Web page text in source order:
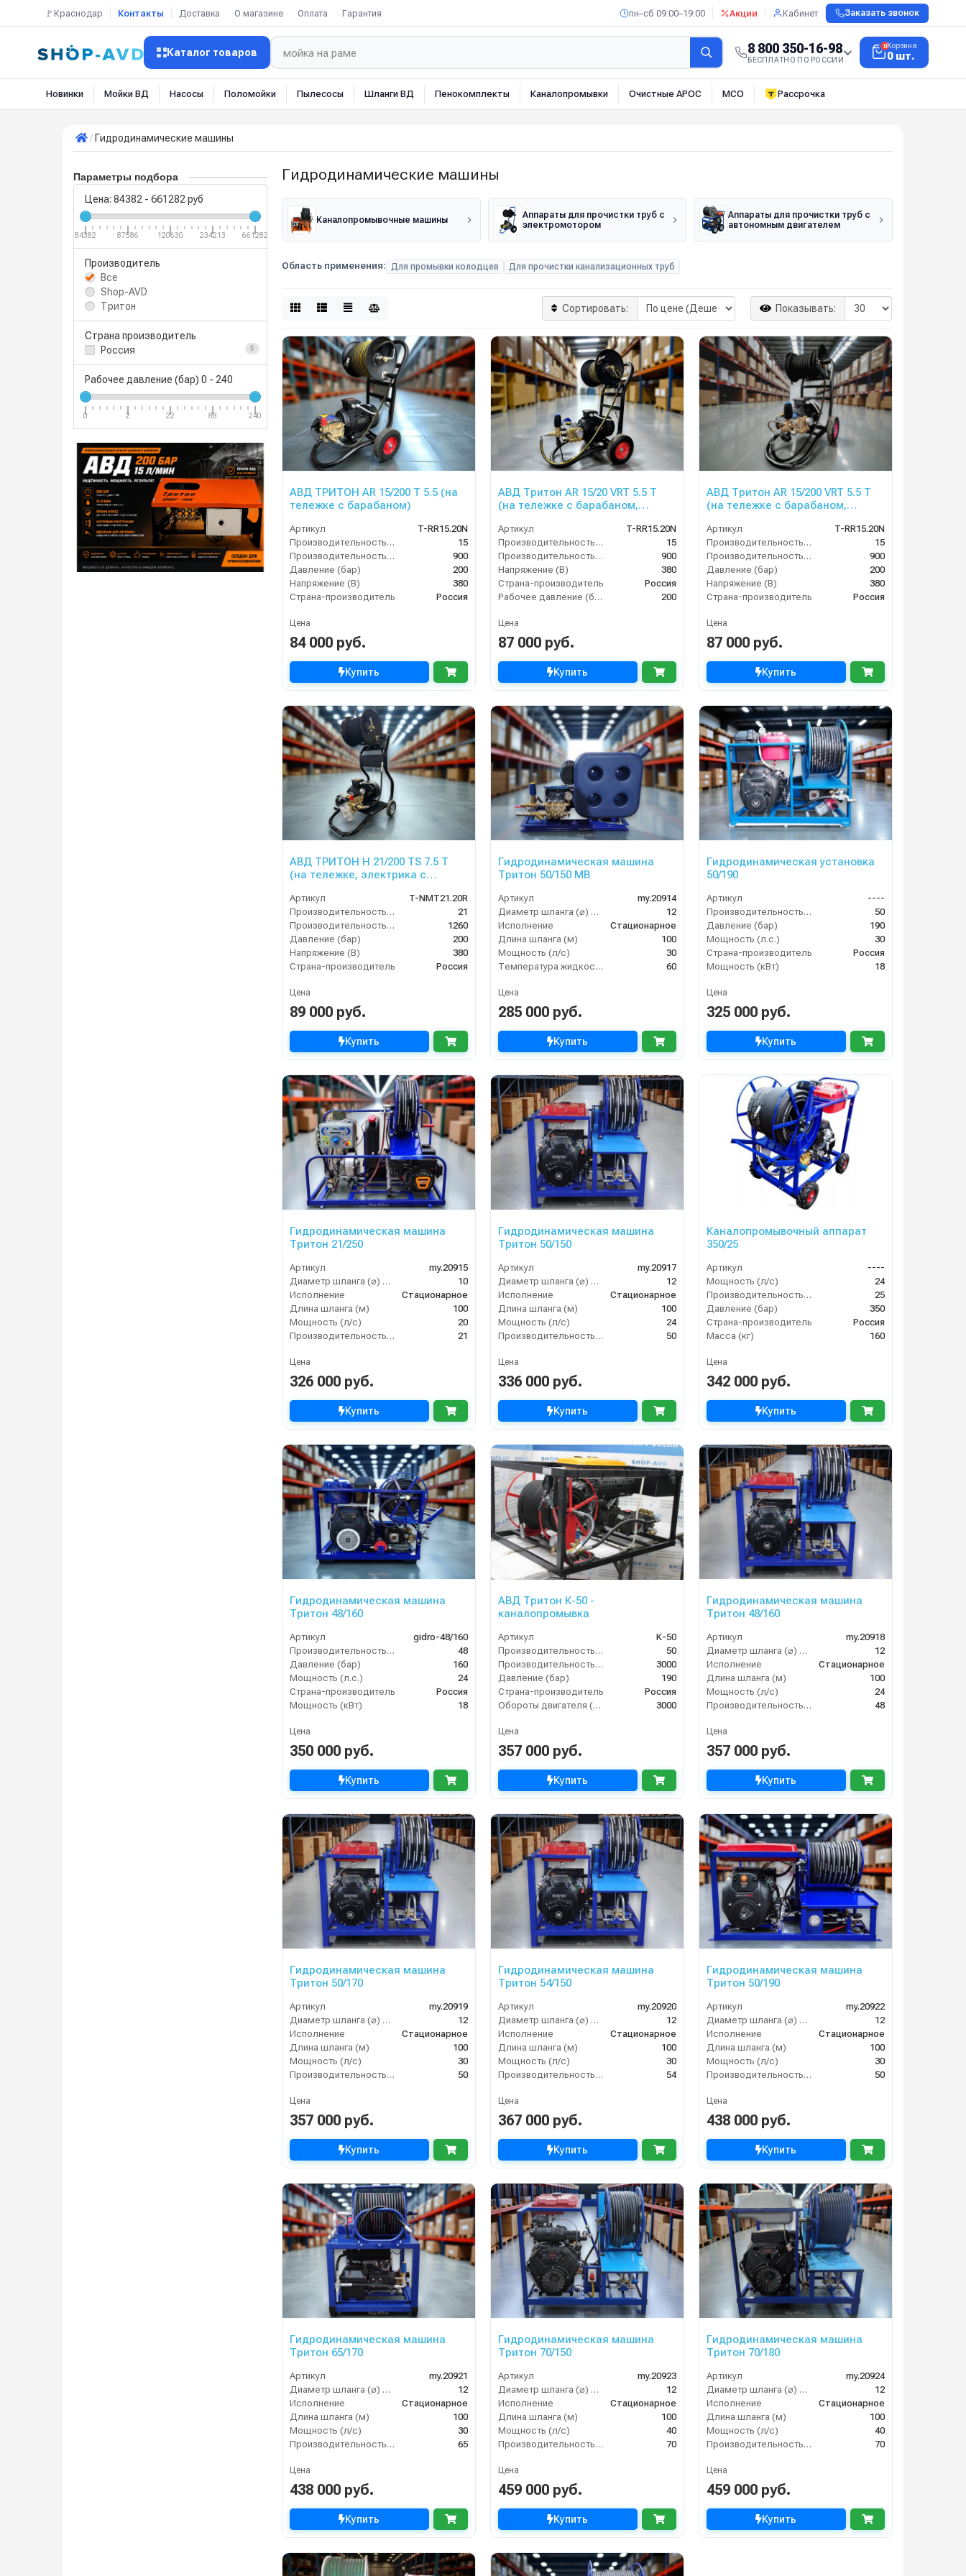
🚩Краснодар Контакты Доставка О магазине Оплата Гарантия пн–сб 09:00–19:00 Акции Кабинет Заказать звонок
Каталог товаров 8 800 350-16-98
БЕСПЛАТНО ПО РОССИИ
0Корзина
0 шт.
Новинки Мойки ВД Насосы Поломойки Пылесосы Шланги ВД Пенокомплекты Каналопромывки Очистные АРОС МСО Рассрочка
Гидродинамические машины
Параметры подбора
Цена: 84382 - 661282 руб
84382 87586 120630 234213 661282
Производитель
Все
Shop-AVD
Тритон
Страна производитель
Россия
5
Рабочее давление (бар) 0 - 240
0 2 22 88 240
Гидродинамические машины
Каналопромывочные машины
Аппараты для прочистки труб с
электромотором
Аппараты для прочистки труб с
автономным двигателем
Область применения: Для промывки колодцев Для прочистки канализационных труб
Сортировать: Показывать:
АВД ТРИТОН AR 15/200 T 5.5 (на
тележке с барабаном)
Артикул
T-RR15.20N
Производительность (л/мин)
15
Производительность (л/ч)
900
Давление (бар)
200
Напряжение (В)
380
Страна-производитель
Россия
Цена
84 000 руб.
Купить
АВД Тритон AR 15/20 VRT 5.5 T
(на тележке с барабаном,
Артикул
T-RR15.20N
Производительность (л/мин)
15
Производительность (л/ч)
900
Напряжение (В)
380
Страна-производитель
Россия
Рабочее давление (бар)
200
Цена
87 000 руб.
Купить
АВД Тритон AR 15/200 VRT 5.5 T
(на тележке с барабаном,
теплозащитой )
Артикул
T-RR15.20N
Производительность (л/мин)
15
Производительность (л/ч)
900
Давление (бар)
200
Напряжение (В)
380
Страна-производитель
Россия
Цена
87 000 руб.
Купить
АВД ТРИТОН H 21/200 TS 7.5 T
(на тележке, электрика с
Артикул
T-NMT21.20R
Производительность (л/мин)
21
Производительность (л/ч)
1260
Давление (бар)
200
Напряжение (В)
380
Страна-производитель
Россия
Цена
89 000 руб.
Купить
Гидродинамическая машина
Тритон 50/150 МВ
Артикул
my.20914
Диаметр шланга (⌀) мм:
12
Исполнение
Стационарное
Длина шланга (м)
100
Мощность (л/с)
30
Температура жидкости (°С) max
60
Цена
285 000 руб.
Купить
Гидродинамическая установка
50/190
Артикул
----
Производительность (л/мин)
50
Давление (бар)
190
Мощность (л.с.)
30
Страна-производитель
Россия
Мощность (кВт)
18
Цена
325 000 руб.
Купить
Гидродинамическая машина
Тритон 21/250
Артикул
my.20915
Диаметр шланга (⌀) мм:
10
Исполнение
Стационарное
Длина шланга (м)
100
Мощность (л/с)
20
Производительность (л/мин)
21
Цена
326 000 руб.
Купить
Гидродинамическая машина
Тритон 50/150
Артикул
my.20917
Диаметр шланга (⌀) мм:
12
Исполнение
Стационарное
Длина шланга (м)
100
Мощность (л/с)
24
Производительность (л/мин)
50
Цена
336 000 руб.
Купить
Каналопромывочный аппарат
350/25
Артикул
----
Мощность (л/с)
24
Производительность (л/мин)
25
Давление (бар)
350
Страна-производитель
Россия
Масса (кг)
160
Цена
342 000 руб.
Купить
Гидродинамическая машина
Тритон 48/160
Артикул
gidro-48/160
Производительность (л/мин)
48
Давление (бар)
160
Мощность (л.с.)
24
Страна-производитель
Россия
Мощность (кВт)
18
Цена
350 000 руб.
Купить
АВД Тритон К-50 -
каналопромывка
Артикул
K-50
Производительность (л/мин)
50
Производительность (л/ч)
3000
Давление (бар)
190
Страна-производитель
Россия
Обороты двигателя (об/мин)
3000
Цена
357 000 руб.
Купить
Гидродинамическая машина
Тритон 48/160
Артикул
my.20918
Диаметр шланга (⌀) мм:
12
Исполнение
Стационарное
Длина шланга (м)
100
Мощность (л/с)
24
Производительность (л/мин)
48
Цена
357 000 руб.
Купить
Гидродинамическая машина
Тритон 50/170
Артикул
my.20919
Диаметр шланга (⌀) мм:
12
Исполнение
Стационарное
Длина шланга (м)
100
Мощность (л/с)
30
Производительность (л/мин)
50
Цена
357 000 руб.
Купить
Гидродинамическая машина
Тритон 54/150
Артикул
my.20920
Диаметр шланга (⌀) мм:
12
Исполнение
Стационарное
Длина шланга (м)
100
Мощность (л/с)
30
Производительность (л/мин)
54
Цена
367 000 руб.
Купить
Гидродинамическая машина
Тритон 50/190
Артикул
my.20922
Диаметр шланга (⌀) мм:
12
Исполнение
Стационарное
Длина шланга (м)
100
Мощность (л/с)
30
Производительность (л/мин)
50
Цена
438 000 руб.
Купить
Гидродинамическая машина
Тритон 65/170
Артикул
my.20921
Диаметр шланга (⌀) мм:
12
Исполнение
Стационарное
Длина шланга (м)
100
Мощность (л/с)
30
Производительность (л/мин)
65
Цена
438 000 руб.
Купить
Гидродинамическая машина
Тритон 70/150
Артикул
my.20923
Диаметр шланга (⌀) мм:
12
Исполнение
Стационарное
Длина шланга (м)
100
Мощность (л/с)
40
Производительность (л/мин)
70
Цена
459 000 руб.
Купить
Гидродинамическая машина
Тритон 70/180
Артикул
my.20924
Диаметр шланга (⌀) мм:
12
Исполнение
Стационарное
Длина шланга (м)
100
Мощность (л/с)
40
Производительность (л/мин)
70
Цена
459 000 руб.
Купить